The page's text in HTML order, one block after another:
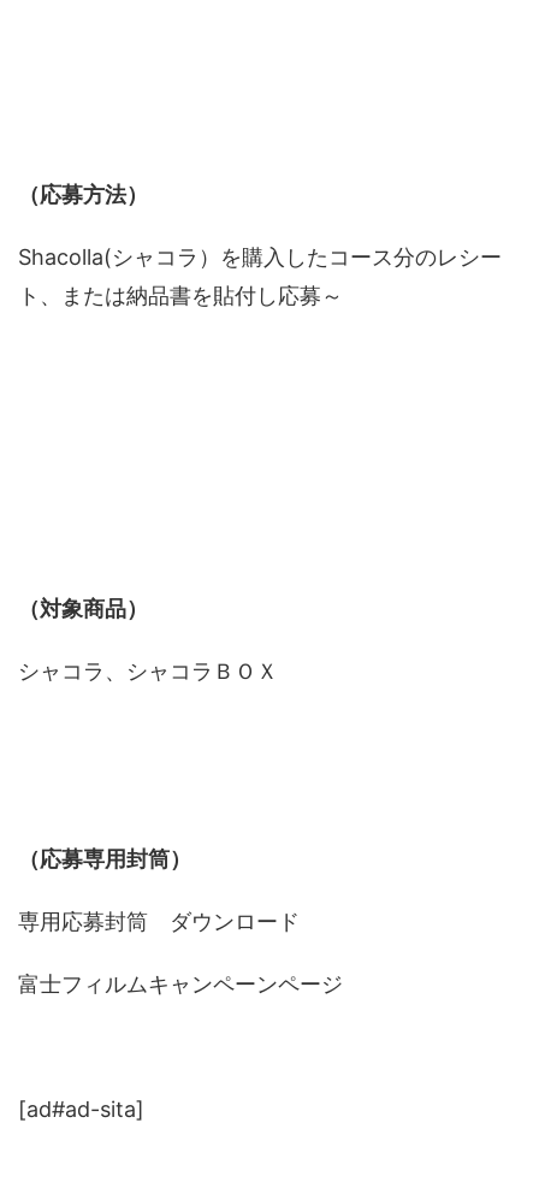
（応募方法）
Shacolla(シャコラ）を購入したコース分のレシー
ト、または納品書を貼付し応募～
（対象商品）
シャコラ、シャコラＢＯＸ
（応募専用封筒）
専用応募封筒 ダウンロード
富士フィルムキャンペーンページ
[ad#ad-sita]